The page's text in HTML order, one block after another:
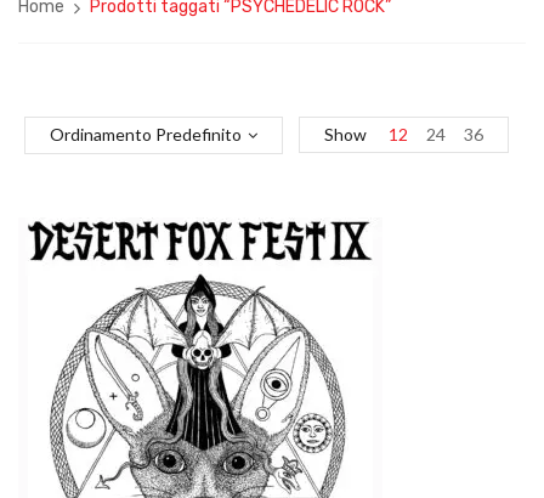
Home Prodotti taggati “PSYCHEDELIC ROCK”
Ordinamento Predefinito Show 12 24 36